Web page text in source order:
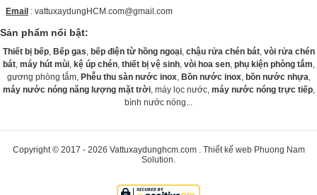
Email : vattuxaydungHCM.com@gmail.com
Sản phẩm nổi bật:
Thiết bị bếp, Bếp gas, bếp điện từ hồng ngoại, chậu rửa chén bát, vòi rửa chén
bát, máy hút mùi, kệ úp chén, thiết bị vệ sinh, vòi hoa sen, phụ kiện phòng tắm,
gương phòng tắm, Phễu thu sàn nước inox, Bồn nước inox, bồn nước nhựa,
máy nước nóng năng lượng mặt trời, máy lọc nước, máy nước nóng trực tiếp,
bình nước nóng...
Copyright © 2017 - 2026 Vattuxaydunghcm.com. Thiết kế web Phuong Nam
Solution.